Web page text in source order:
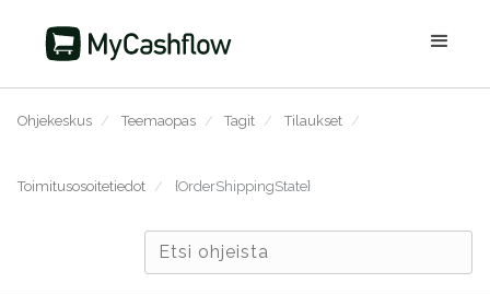
Ohjekeskus / Teemaopas / Tagit / Tilaukset /
Toimitusosoitetiedot / {OrderShippingState}